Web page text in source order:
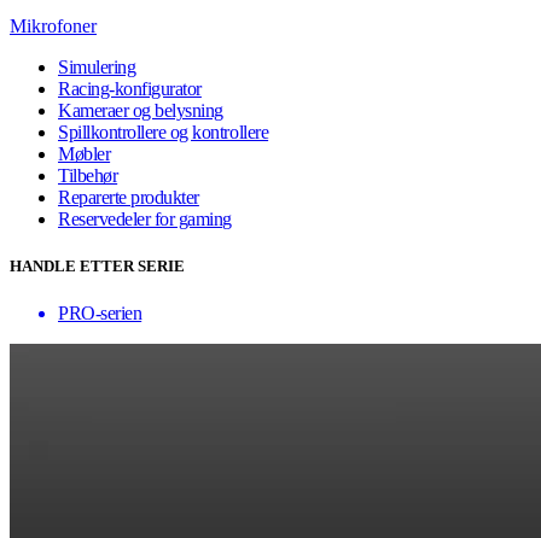
Mikrofoner
Simulering
Racing-konfigurator
Kameraer og belysning
Spillkontrollere og kontrollere
Møbler
Tilbehør
Reparerte produkter
Reservedeler for gaming
HANDLE ETTER SERIE
PRO-serien